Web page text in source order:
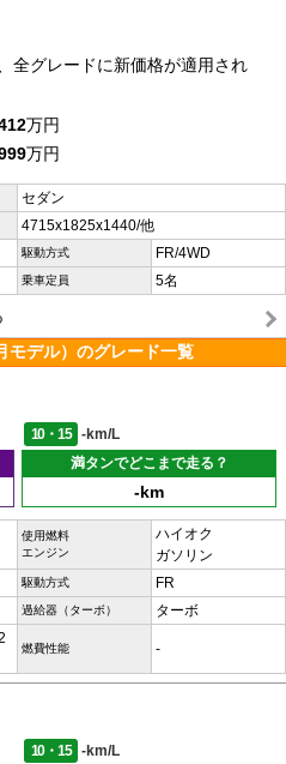
全グレードに新価格が適用され
万円
万円
セダン
4715x1825x1440/他
駆動方式 FR/4WD
乗車定員 5名
モデル）のグレード一覧
10・15
-km/L
満タンでどこまで走る？
-km
使用燃料
エンジン
ハイオク
ガソリン
駆動方式 FR
過給器（ターボ） ターボ
燃費性能 -
10・15
-km/L